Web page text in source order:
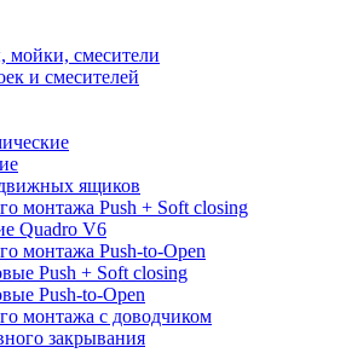
смесители
и смесителей
ящиков
монтажа Push + Soft closing
Quadro V6
монтажа Push-to-Open
Push + Soft closing
Push-to-Open
монтажа с доводчиком
закрывания